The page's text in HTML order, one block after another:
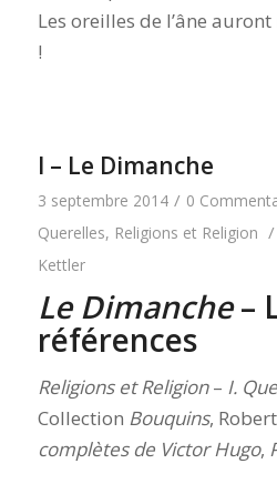
Les oreilles de l’âne
!
I – Le Dimanche
3 septembre 2014 / 0
Querelles, Religions et Religion /
Kettler
Le Dimanche–
références
Religions et Religion– I.
Collection Bouquins,
complètes de Victor Hugo,